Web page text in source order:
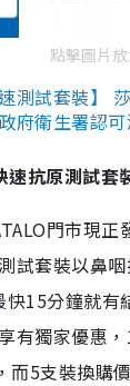
點擊圖片
測試套裝】
府衛生署認
速抗原測試套
門市現
試套裝以鼻
15分鐘就有
有獨家優惠
而5支裝換購